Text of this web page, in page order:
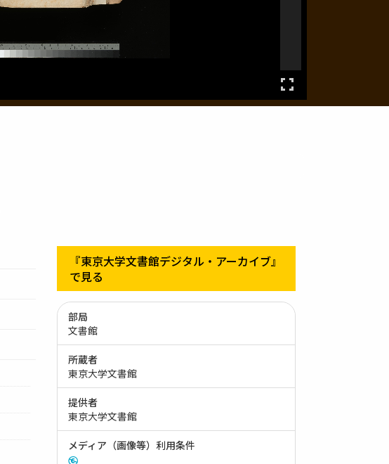
『東京大学文書館デジタル・アーカイブ』
で見る
部局
文書館
所蔵者
東京大学文書館
提供者
東京大学文書館
メディア（画像等）利用条件